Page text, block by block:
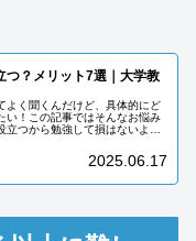
つ？メリット7選｜大学教
よく聞くんだけど、具体的にど
い！この記事ではそんなお悩み
つから勉強して損はないよと
2025.06.17